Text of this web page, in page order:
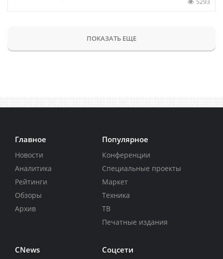
ПОКАЗАТЬ ЕЩЕ
Главное
Новости
Аналитика
Рейтинги
Обзоры
Архив
Популярное
Конференции
Специальные проекты
Маркет
Техника
ТВ
Печатные издания
CNews Соцсети